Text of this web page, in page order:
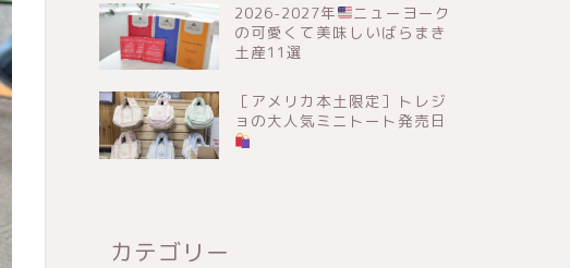
2026-2027年
ニューヨーク
の可愛くて美味しいばらまき
土産11選
［アメリカ本土限定］トレジ
ョの大人気ミニトート発売日
カテゴリー